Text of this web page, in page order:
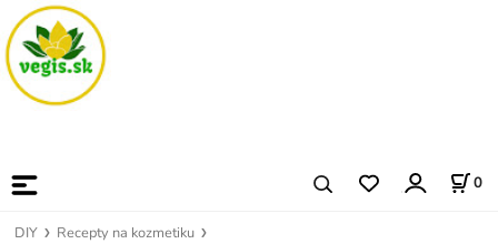
0
DIY Recepty na kozmetiku